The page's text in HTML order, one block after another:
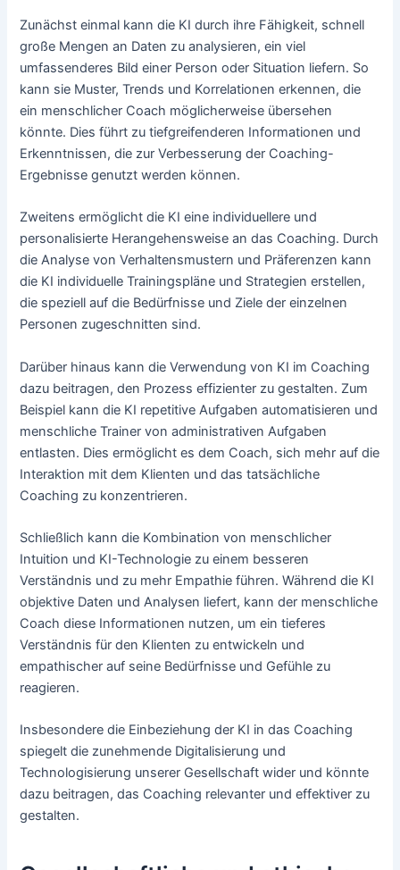
Zunächst einmal kann die KI durch ihre Fähigkeit, schnell
große Mengen an Daten zu analysieren, ein viel
umfassenderes Bild einer Person oder Situation liefern. So
kann sie Muster, Trends und Korrelationen erkennen, die
ein menschlicher Coach möglicherweise übersehen
könnte. Dies führt zu tiefgreifenderen Informationen und
Erkenntnissen, die zur Verbesserung der Coaching-
Ergebnisse genutzt werden können.
Zweitens ermöglicht die KI eine individuellere und
personalisierte Herangehensweise an das Coaching. Durch
die Analyse von Verhaltensmustern und Präferenzen kann
die KI individuelle Trainingspläne und Strategien erstellen,
die speziell auf die Bedürfnisse und Ziele der einzelnen
Personen zugeschnitten sind.
Darüber hinaus kann die Verwendung von KI im Coaching
dazu beitragen, den Prozess effizienter zu gestalten. Zum
Beispiel kann die KI repetitive Aufgaben automatisieren und
menschliche Trainer von administrativen Aufgaben
entlasten. Dies ermöglicht es dem Coach, sich mehr auf die
Interaktion mit dem Klienten und das tatsächliche
Coaching zu konzentrieren.
Schließlich kann die Kombination von menschlicher
Intuition und KI-Technologie zu einem besseren
Verständnis und zu mehr Empathie führen. Während die KI
objektive Daten und Analysen liefert, kann der menschliche
Coach diese Informationen nutzen, um ein tieferes
Verständnis für den Klienten zu entwickeln und
empathischer auf seine Bedürfnisse und Gefühle zu
reagieren.
Insbesondere die Einbeziehung der KI in das Coaching
spiegelt die zunehmende Digitalisierung und
Technologisierung unserer Gesellschaft wider und könnte
dazu beitragen, das Coaching relevanter und effektiver zu
gestalten.